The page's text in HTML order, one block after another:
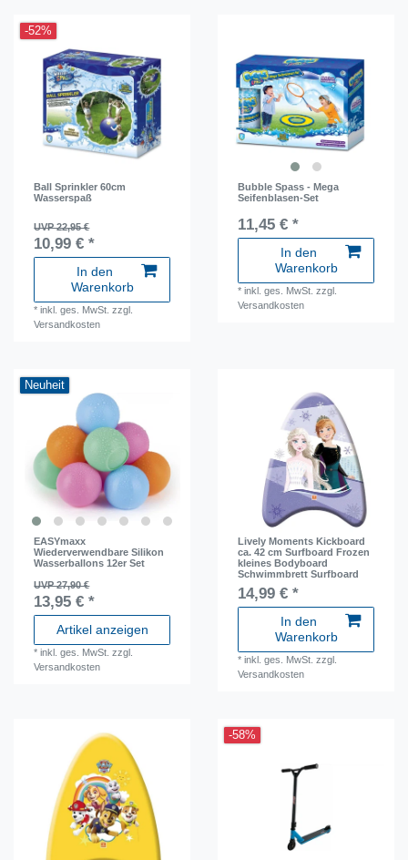
-52%
Ball Sprinkler 60cm
Wasserspaß
UVP 22,95 €
10,99 € *
In den
Warenkorb
*inkl. ges. MwSt. zzgl.
Versandkosten
Bubble Spass - Mega
Seifenblasen-Set
11,45 € *
In den
Warenkorb
*inkl. ges. MwSt. zzgl.
Versandkosten
Neuheit
EASYmaxx
Wiederverwendbare Silikon
Wasserballons 12er Set
UVP 27,90 €
13,95 € *
Artikel anzeigen
*inkl. ges. MwSt. zzgl.
Versandkosten
Lively Moments Kickboard
ca. 42 cm Surfboard Frozen
kleines Bodyboard
Schwimmbrett Surfboard
14,99 € *
In den
Warenkorb
*inkl. ges. MwSt. zzgl.
Versandkosten
-58%